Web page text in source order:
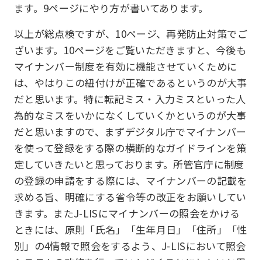
ます。9ページにやり方が書いてあります。
以上が総点検ですが、10ページ、再発防止対策でご
ざいます。10ページをご覧いただきますと、今後も
マイナンバー制度を有効に機能させていくために
は、やはりこの紐付けが正確であるというのが大事
だと思います。特に転記ミス・入力ミスといった人
為的なミスをいかになくしていくかというのが大事
だと思いますので、まずデジタル庁でマイナンバー
を使って登録をする際の横断的なガイドラインを策
定していきたいと思っております。所管官庁に制度
の登録の申請をする際には、マイナンバーの記載を
求める旨、明確にする省令等の改正をお願いしてい
きます。またJ-LISにマイナンバーの照会をかける
ときには、原則「氏名」「生年月日」「住所」「性
別」の4情報で照会をするよう、J-LISにおいて照会